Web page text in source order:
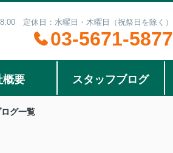
定休日：水曜日・木曜日（祝祭日を除く）
03-5671-5877
概要 スタッフブログ
グ一覧